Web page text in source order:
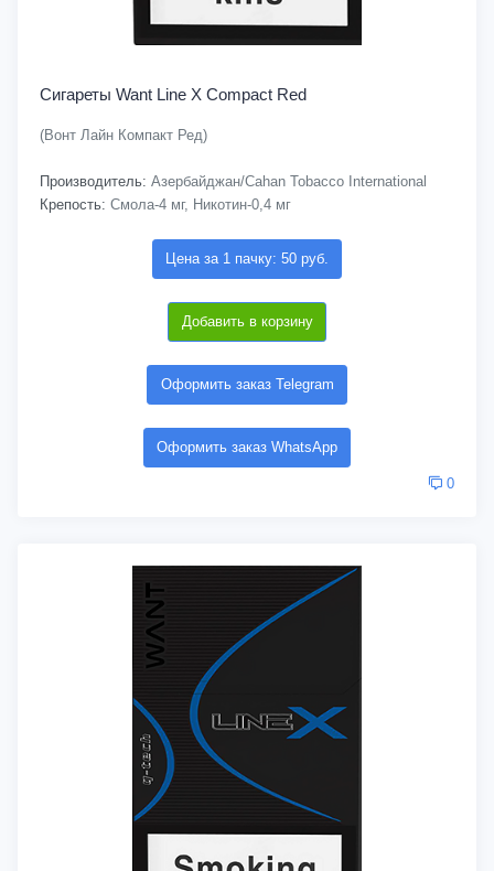
Сигареты Want Line X Compact Red
(Вонт Лайн Компакт Ред)
Производитель: Азербайджан/Cahan Tobacco International
Крепость: Смола-4 мг, Никотин-0,4 мг
Цена за 1 пачку: 50 руб.
Добавить в корзину
Оформить заказ Telegram
Оформить заказ WhatsApp
0